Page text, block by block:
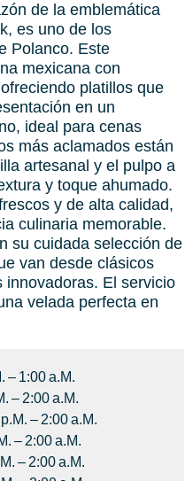
de la emblemática
es uno de los
Polanco. Este
mexicana con
platillos que
en un
ideal para cenas
más aclamados están
artesanal y el pulpo a
y toque ahumado.
y de alta calidad,
culinaria memorable.
su cuidada selección de
van desde clásicos
innovadoras. El servicio
velada perfecta en
– 1:00 A.m.
– 2:00 A.m.
– 2:00 A.m.
– 2:00 A.m.
– 2:00 A.m.